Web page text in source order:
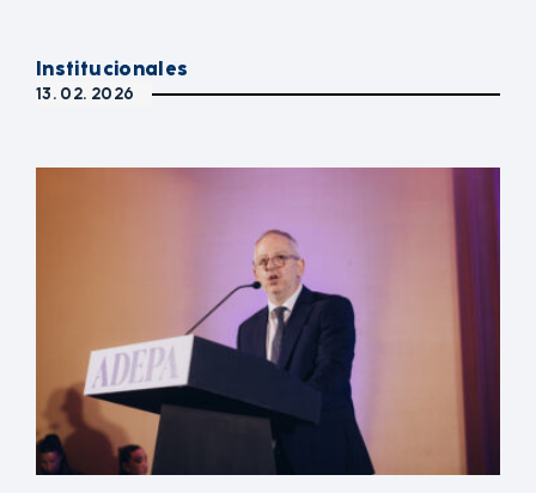
Institucionales
13. 02. 2026